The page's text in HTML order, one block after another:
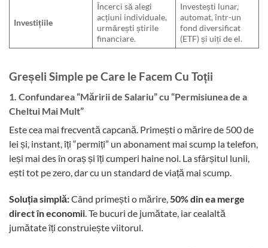
Investițiile
Încerci să alegi
acțiuni individuale,
urmărești știrile
financiare.
Investești lunar,
automat, într-un
fond diversificat
(ETF) și uiți de el.
Greșeli Simple pe Care le Facem Cu Toții
1. Confundarea “Măririi de Salariu” cu “Permisiunea de a
Cheltui Mai Mult”
Este cea mai frecventă capcană. Primești o mărire de 500 de
lei și, instant, îți “permiți” un abonament mai scump la telefon,
ieși mai des în oraș și îți cumperi haine noi. La sfârșitul lunii,
ești tot pe zero, dar cu un standard de viață mai scump.
Soluția simplă:Când primești o mărire,50% din ea merge
direct în economii. Te bucuri de jumătate, iar cealaltă
jumătate îți construiește viitorul.